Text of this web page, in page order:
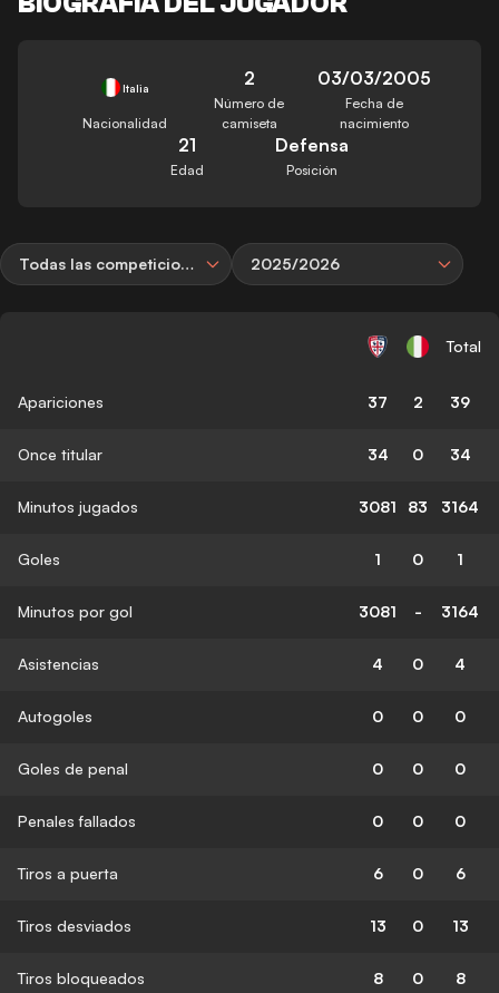
Italia
Nacionalidad
2
Número de
camiseta
03/03/2005
Fecha de
nacimiento
21
Edad
Defensa
Posición
Todas las competiciones 2025/2026
Total
Apariciones 37 2 39
Once titular 34 0 34
Minutos jugados 3081 83 3164
Goles 1 0 1
Minutos por gol 3081 - 3164
Asistencias 4 0 4
Autogoles 0 0 0
Goles de penal 0 0 0
Penales fallados 0 0 0
Tiros a puerta 6 0 6
Tiros desviados 13 0 13
Tiros bloqueados 8 0 8